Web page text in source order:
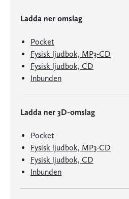
Ladda ner omslag
Pocket
Fysisk ljudbok, MP3-CD
Fysisk ljudbok, CD
Inbunden
Ladda ner 3D-omslag
Pocket
Fysisk ljudbok, MP3-CD
Fysisk ljudbok, CD
Inbunden